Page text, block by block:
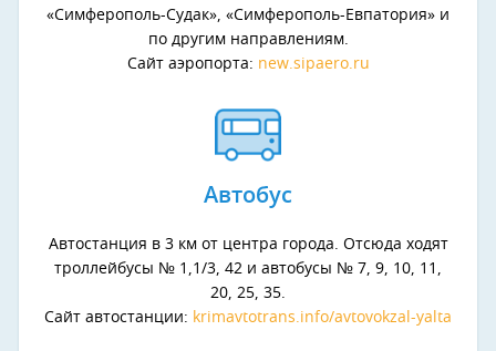
«Симферополь-Судак», «Симферополь-Евпатория» и
по другим направлениям.
Сайт аэропорта: new.sipaero.ru
Автобус
Автостанция в 3 км от центра города. Отсюда ходят
троллейбусы № 1,1/3, 42 и автобусы № 7, 9, 10, 11,
20, 25, 35.
Сайт автостанции: krimavtotrans.info/avtovokzal-yalta